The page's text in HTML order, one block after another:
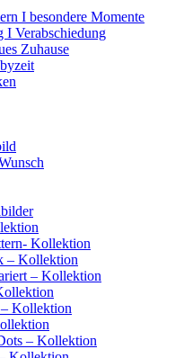
I besondere Momente
I Verabschiedung
Zuhause
Kollektion
– Kollektion
– Kollektion
Kollektion
– Kollektion